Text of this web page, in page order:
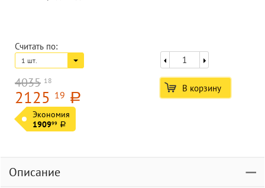
Считать по:
1 шт.
4035 18
2125 19 a
Экономия
190999 a
В корзину
Описание